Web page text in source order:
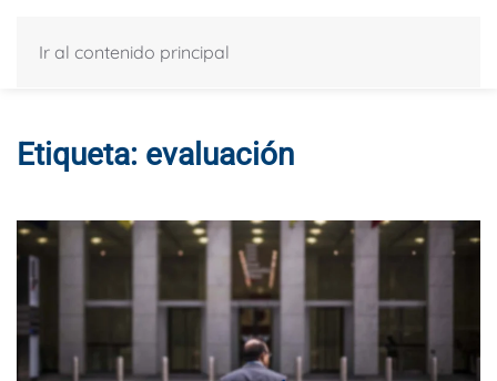
Ir al contenido principal
Etiqueta: evaluación